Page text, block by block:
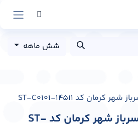
شش ماهه
استرابورد خیابان سرباز شهر کرمان کد ST-